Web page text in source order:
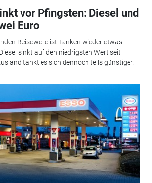
vor Pfingsten: Diesel und
Euro
Reisewelle ist Tanken wieder etwas
sinkt auf den niedrigsten Wert seit
tankt es sich dennoch teils günstiger.